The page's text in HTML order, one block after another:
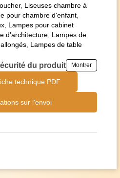
, Liseuses chambre à
pour chambre d'enfant
Lampes pour cabinet
d'architecture Lampes de
Lampes de table
du produit Montrer
technique PDF
sur l'envoi